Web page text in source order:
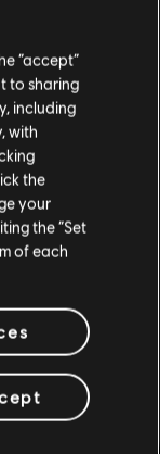
.
bitte
“accept”
to sharing
including
with
the
your
the “Set
of each